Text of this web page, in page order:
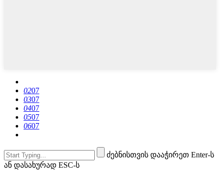
0207
0307
0407
0507
0607
ძებნისთვის დააჭირეთ Enter-ს
ან დასახურად ESC-ს